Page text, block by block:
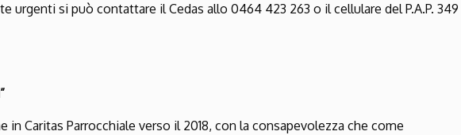
urgenti si può contattare il Cedas allo 0464 423 263 o il cellulare del P.A.P. 349
in Caritas Parrocchiale verso il 2018, con la consapevolezza che come